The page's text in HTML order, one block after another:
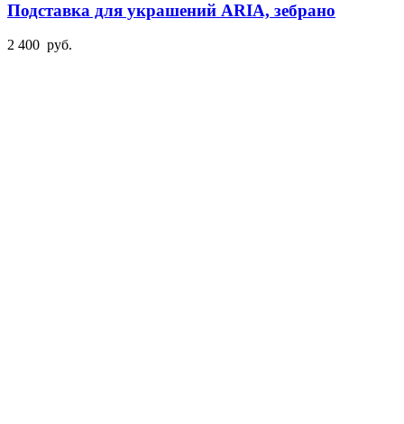
Подставка для украшений ARIA, зебрано
2 400 руб.